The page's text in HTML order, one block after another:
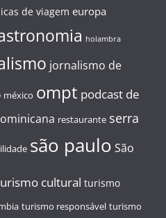
de viagem europa
holambra
jornalismo de
méxico ompt podcast de
restaurante serra
são paulo São
cultural turismo
turismo responsável turismo